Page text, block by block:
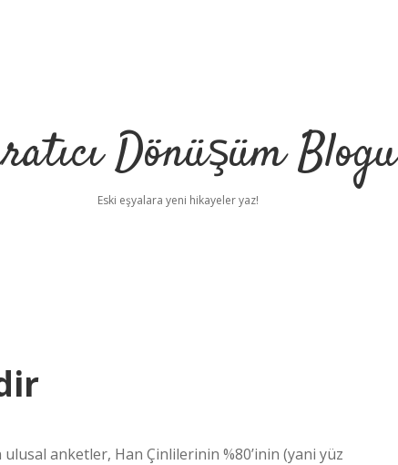
Dönüşüm Blogu
Eski eşyalara yeni hikayeler yaz!
ulusal anketler, Han Çinlilerinin %80’inin (yani yüz